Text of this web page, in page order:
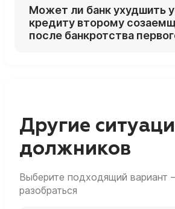
и банк согласен, квартира
сохранена; при прекращении
велик риск её продажи в
Может ли банк ухудшить
кредиту второму
после банкротства
Другие
должников
Выберите подходящий
разобраться